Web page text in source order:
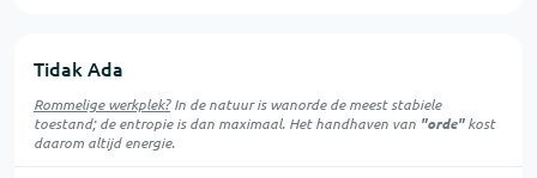
Tidak Ada
Rommelige werkplek?In de natuur iswanordede meest stabiele
toestand; de entropie is dan maximaal. Het handhaven van "orde"kost
daarom altijd energie.